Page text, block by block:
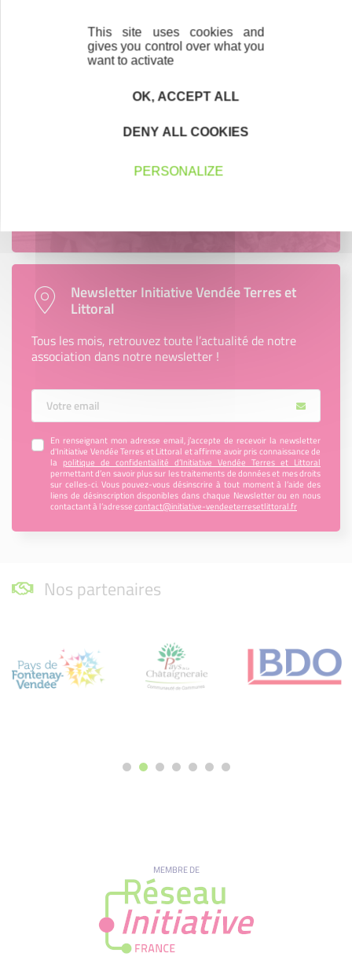
En savoir plus
projet entrepreneurial
Newsletter Initiative Vendée Terres et
Littoral
Tous les mois, retrouvez toute l’actualité de notre
association dans notre newsletter !
Votre Email
En renseignant mon adresse email, j’accepte de recevoir la newsletter
d'Initiative Vendée Terres et Littoral et affirme avoir pris connaissance de
la politique de confidentialité d’Initiative Vendée Terres et Littoral
permettant d’en savoir plus sur les traitements de données et mes droits
sur celles-ci. Vous pouvez-vous désinscrire à tout moment à l’aide des
liens de désinscription disponibles dans chaque Newsletter ou en nous
contactant à l’adressecontact@initiative-vendeeterresetlittoral.fr
Nos partenaires
MEMBRE DE
This site uses cookies and
gives you control over what you
want to activate
OK, ACCEPT ALL
DENY ALL COOKIES
PERSONALIZE